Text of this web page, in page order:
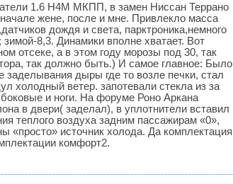
1.6 Н4М МКПП, в замен Ниссан Террано
жене, после и мне. Привлекло масса
дождя и света, парктроника,немного
8,3. Динамики вполне хватает. Вот
отсеке, а в этом году морозы под 30, так
так должно быть.) И самое главное: Было
дыры где то возле печки, стал
холодный ветер. запотевали стекла из за
боковые и ноги. На форуме Роно Аркана
в двери( заделал), в уплотнители вставил
теплого воздуха задним пассажирам «0»,
«просто» источник холода. Да комплектация
комфорт2.